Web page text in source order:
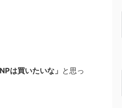
は買いたいな」 と思っ